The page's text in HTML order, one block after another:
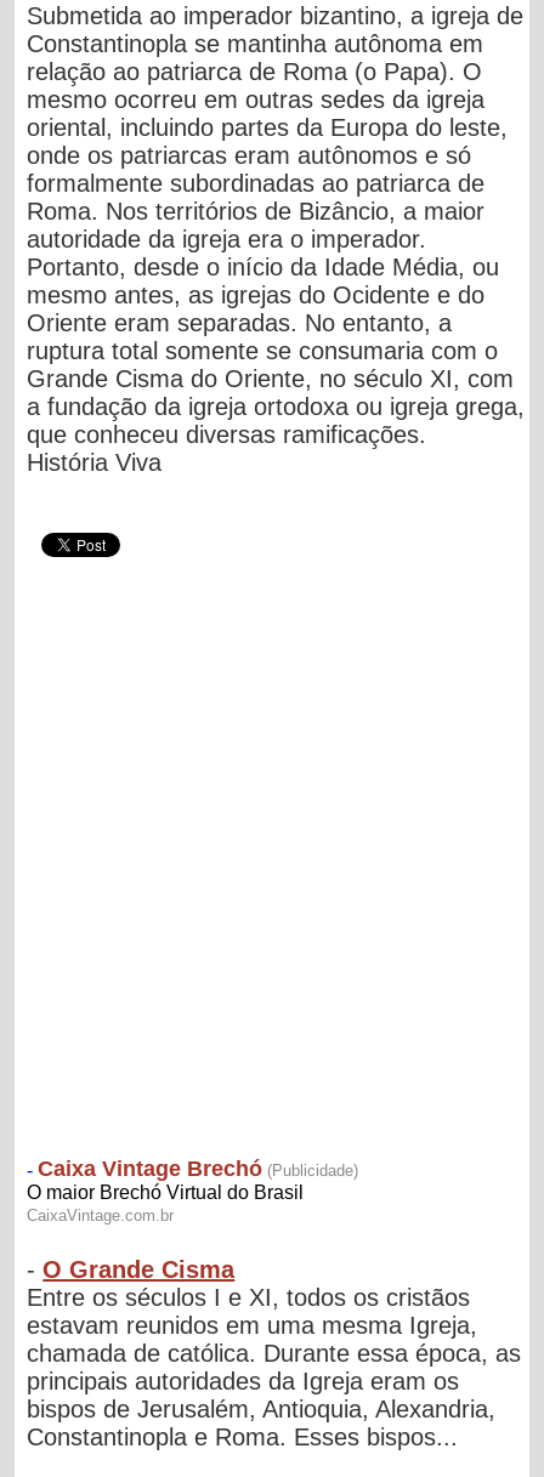
Submetida ao imperador bizantino, a igreja de
Constantinopla se mantinha autônoma em
relação ao patriarca de Roma (o Papa). O
mesmo ocorreu em outras sedes da igreja
oriental, incluindo partes da Europa do leste,
onde os patriarcas eram autônomos e só
formalmente subordinadas ao patriarca de
Roma. Nos territórios de Bizâncio, a maior
autoridade da igreja era o imperador.
Portanto, desde o início da Idade Média, ou
mesmo antes, as igrejas do Ocidente e do
Oriente eram separadas. No entanto, a
ruptura total somente se consumaria com o
Grande Cisma do Oriente, no século XI, com
a fundação da igreja ortodoxa ou igreja grega,
que conheceu diversas ramificações.
História Viva
-O Grande Cisma
Entre os séculos I e XI, todos os cristãos
estavam reunidos em uma mesma Igreja,
chamada de católica. Durante essa época, as
principais autoridades da Igreja eram os
bispos de Jerusalém, Antioquia, Alexandria,
Constantinopla e Roma. Esses bispos...